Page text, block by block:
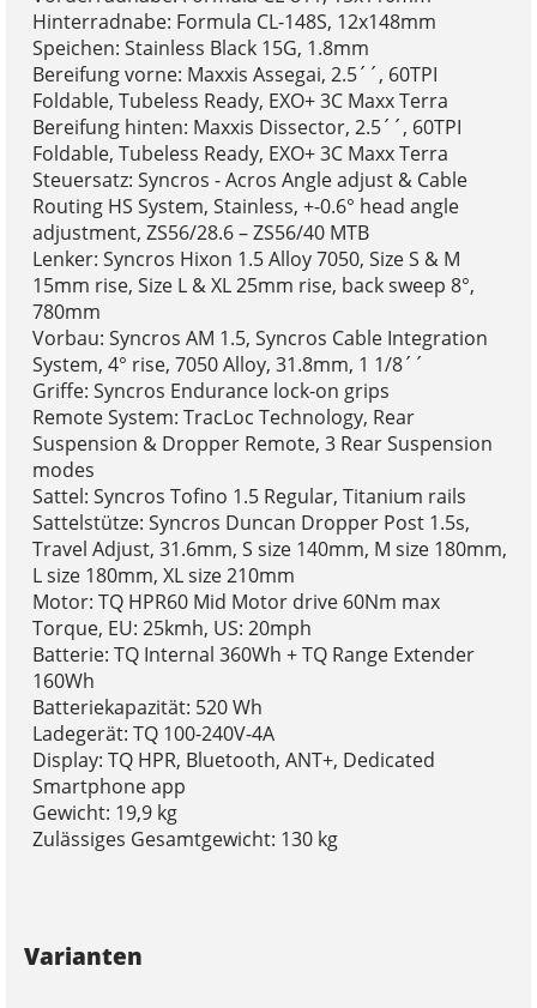
Hinterradnabe: Formula CL-148S, 12x148mm
Speichen: Stainless Black 15G, 1.8mm
Bereifung vorne: Maxxis Assegai, 2.5´´, 60TPI
Foldable, Tubeless Ready, EXO+ 3C Maxx Terra
Bereifung hinten: Maxxis Dissector, 2.5´´, 60TPI
Foldable, Tubeless Ready, EXO+ 3C Maxx Terra
Steuersatz: Syncros - Acros Angle adjust & Cable
Routing HS System, Stainless, +-0.6° head angle
adjustment, ZS56/28.6 – ZS56/40 MTB
Lenker: Syncros Hixon 1.5 Alloy 7050, Size S & M
15mm rise, Size L & XL 25mm rise, back sweep 8°,
780mm
Vorbau: Syncros AM 1.5, Syncros Cable Integration
System, 4° rise, 7050 Alloy, 31.8mm, 1 1/8´´
Griffe: Syncros Endurance lock-on grips
Remote System: TracLoc Technology, Rear
Suspension & Dropper Remote, 3 Rear Suspension
modes
Sattel: Syncros Tofino 1.5 Regular, Titanium rails
Sattelstütze: Syncros Duncan Dropper Post 1.5s,
Travel Adjust, 31.6mm, S size 140mm, M size 180mm,
L size 180mm, XL size 210mm
Motor: TQ HPR60 Mid Motor drive 60Nm max
Torque, EU: 25kmh, US: 20mph
Batterie: TQ Internal 360Wh + TQ Range Extender
160Wh
Batteriekapazität: 520 Wh
Ladegerät: TQ 100-240V-4A
Display: TQ HPR, Bluetooth, ANT+, Dedicated
Smartphone app
Gewicht: 19,9 kg
Zulässiges Gesamtgewicht: 130 kg
Varianten